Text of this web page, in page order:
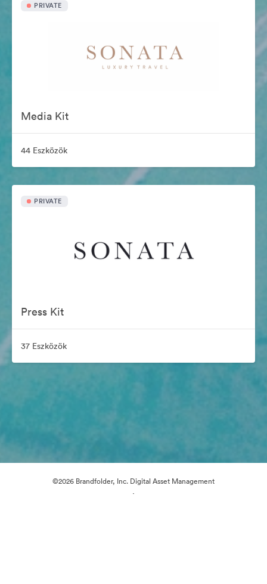
PRIVATE
Media Kit
44 Eszközök
PRIVATE
Press Kit
37 Eszközök
©2026 Brandfolder, Inc. Digital Asset Management
·